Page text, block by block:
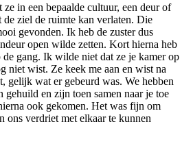
in een bepaalde cultuur, een deur of
de ziel de ruimte kan verlaten. Die
gevonden. Ik heb de zuster dus
open wilde zetten. Kort hierna heb
gang. Ik wilde niet dat ze je kamer op
niet wist. Ze keek me aan en wist na
gelijk wat er gebeurd was. We hebben
gehuild en zijn toen samen naar je toe
ook gekomen. Het was fijn om
ons verdriet met elkaar te kunnen